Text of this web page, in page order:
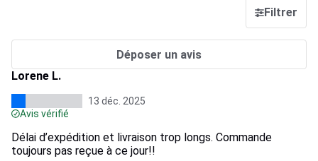
Filtrer
Déposer un avis
Lorene L.
13 déc. 2025
Avis vérifié
Délai d’expédition et livraison trop longs. Commande
toujours pas reçue à ce jour!!